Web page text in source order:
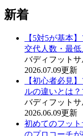
新着
【5対5が基本
交代人数・最
バディフット
2026.07.09更新
【初心者必見
ルの違いとは
バディフット
2026.06.09更新
初めてのフッ